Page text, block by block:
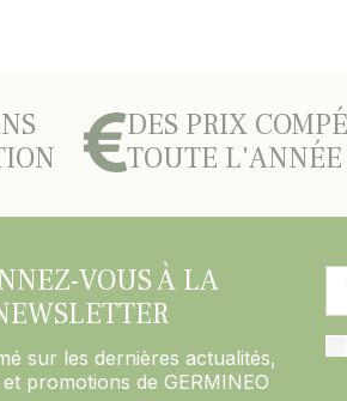
DES PRIX
TOUTE L'ANNÉE
VOUS À LA
sur les dernières actualités,
promotions de GERMINEO